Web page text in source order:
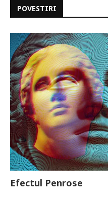
POVESTIRI
Efectul Penrose